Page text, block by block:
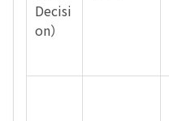
Decisi
on）